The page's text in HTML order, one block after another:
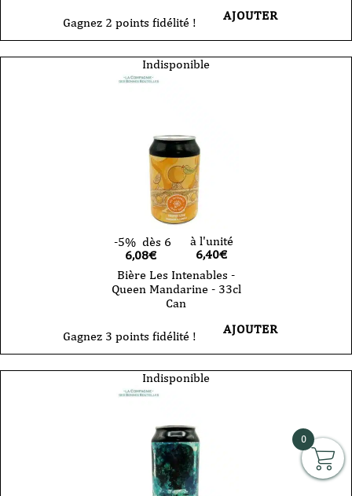
Gagnez 2 points fidélité ! AJOUTER
Indisponible
-5% dès 6
6,08€
à l'unité
6,40€
Bière Les Intenables -
Queen Mandarine - 33cl
Can
Gagnez 3 points fidélité ! AJOUTER
Indisponible
0